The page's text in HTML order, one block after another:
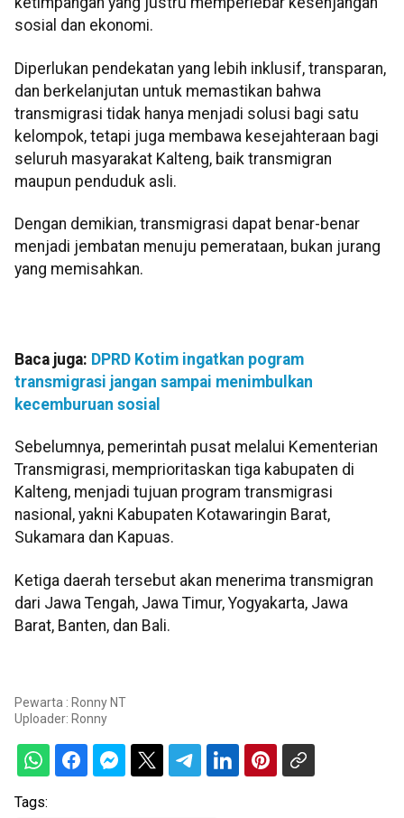
sosial dan ekonomi.
Diperlukan pendekatan yang lebih inklusif, transparan,
dan berkelanjutan untuk memastikan bahwa
transmigrasi tidak hanya menjadi solusi bagi satu
kelompok, tetapi juga membawa kesejahteraan bagi
seluruh masyarakat Kalteng, baik transmigran
maupun penduduk asli.
Dengan demikian, transmigrasi dapat benar-benar
menjadi jembatan menuju pemerataan, bukan jurang
yang memisahkan.
Baca juga: DPRD Kotim ingatkan pogram
transmigrasi jangan sampai menimbulkan
kecemburuan sosial
Sebelumnya, pemerintah pusat melalui Kementerian
Transmigrasi, memprioritaskan tiga kabupaten di
Kalteng, menjadi tujuan program transmigrasi
nasional, yakni Kabupaten Kotawaringin Barat,
Sukamara dan Kapuas.
Ketiga daerah tersebut akan menerima transmigran
dari Jawa Tengah, Jawa Timur, Yogyakarta, Jawa
Barat, Banten, dan Bali.
Pewarta : Ronny NT
Uploader: Ronny
Tags: